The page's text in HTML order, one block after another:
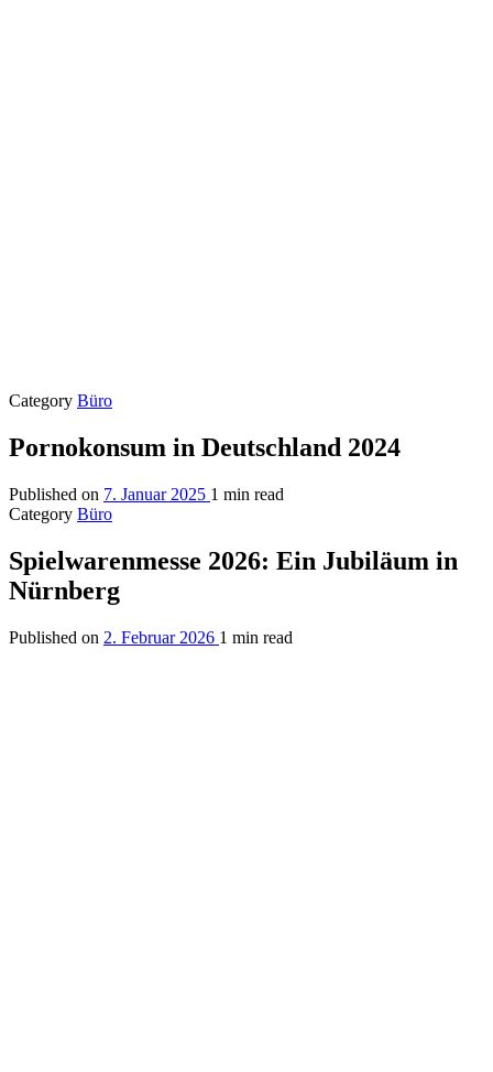
Category Büro
Pornokonsum in Deutschland 2024
Published on 7. Januar 2025 1 min read
Category Büro
Spielwarenmesse 2026: Ein Jubiläum in
Nürnberg
Published on 2. Februar 2026 1 min read